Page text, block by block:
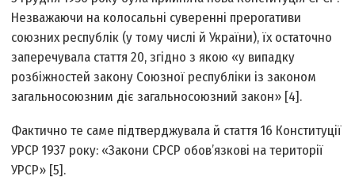
Незважаючи на колосальні суверенні прерогативи
союзних республік (у тому числі й України), їх остаточно
заперечувала стаття 20, згідно з якою «у випадку
розбіжностей закону Союзної республіки із законом
загальносоюзним діє загальносоюзний закон» [4].
Фактично те саме підтверджувала й стаття 16 Конституції
УРСР 1937 року: «Закони СРСР обов’язкові на території
УРСР» [5].